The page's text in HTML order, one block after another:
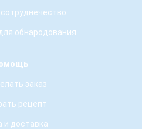
обнародования
заказ
рецепт
и доставка